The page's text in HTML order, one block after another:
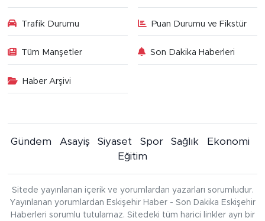
Trafik Durumu Puan Durumu ve Fikstür
Tüm Manşetler Son Dakika Haberleri
Haber Arşivi
Gündem Asayiş Siyaset Spor Sağlık
Ekonomi
Eğitim
Sitede yayınlanan içerik ve yorumlardan yazarları sorumludur.
Yayınlanan yorumlardan Eskişehir Haber - Son Dakika Eskişehir
Haberleri sorumlu tutulamaz. Sitedeki tüm harici linkler ayrı bir